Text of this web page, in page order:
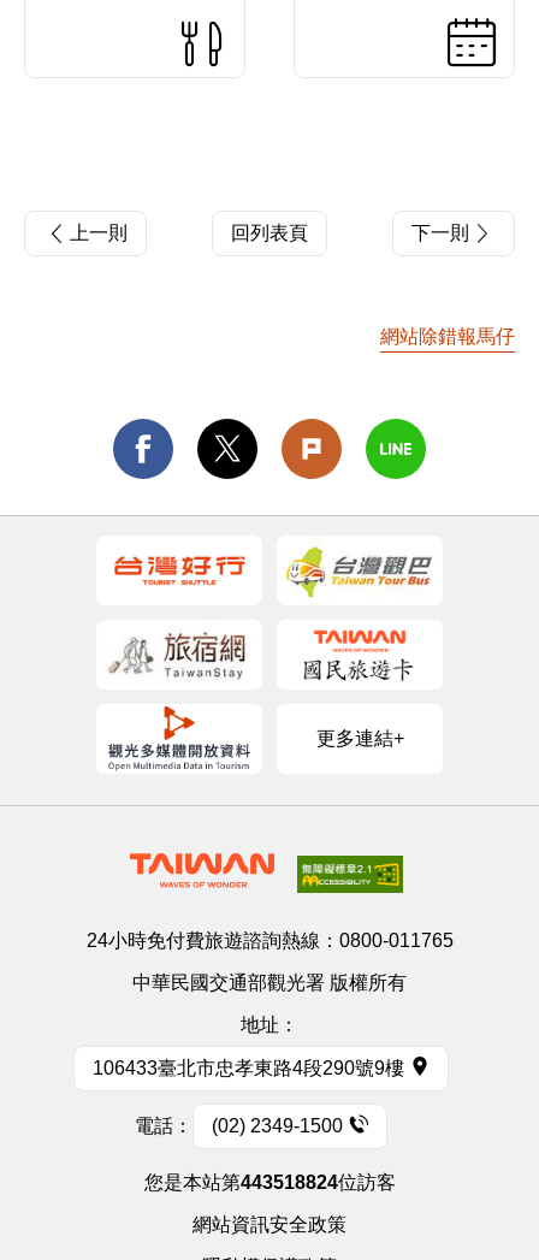
上一則 回列表頁 下一則
網站除錯報馬仔
更多連結+
24小時免付費旅遊諮詢熱線： 0800-011765
中華民國交通部觀光署 版權所有
地址：
106433臺北市忠孝東路4段290號9樓
電話： (02) 2349-1500
您是本站第443518824位訪客
網站資訊安全政策